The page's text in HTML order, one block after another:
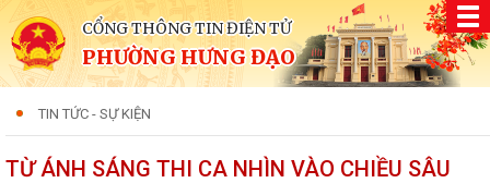
CỔNG THÔNG TIN ĐIỆN TỬ
PHƯỜNG HƯNG ĐẠO
TIN TỨC - SỰ KIỆN
TỪ ÁNH SÁNG THI CA NHÌN VÀO CHIỀU SÂU